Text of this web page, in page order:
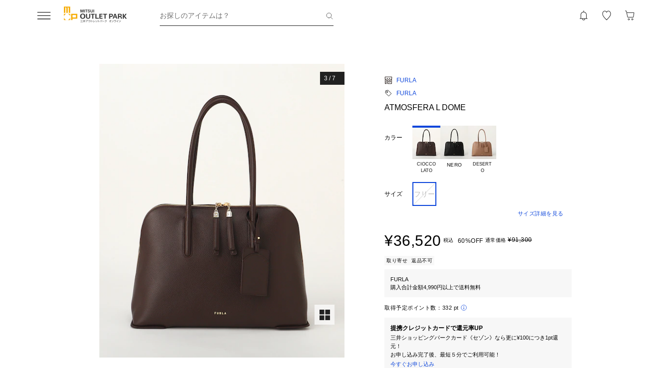
お探しのアイテムは？
3 /7
FURLA
FURLA
ATMOSFERA L DOME
カラー
CIOCCO
LATO
NERO
DESERT
O
サイズ フリー
サイズ詳細を見る
¥36,520 税込 60%OFF 通常価格 ¥91,300
取り寄せ 返品不可
FURLA
購入合計金額4,990円以上で送料無料
取得予定ポイント数： 332 pt
提携クレジットカードで還元率UP
三井ショッピングパークカード《セゾン》なら更に¥100につき1pt還
元！
お申し込み完了後、最短５分でご利用可能！
今すぐお申し込み